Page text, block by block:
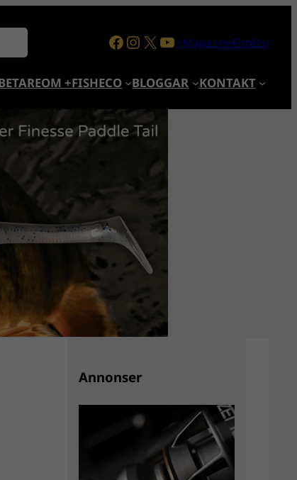
Facebook
Instagram
X YouTube
+MagazineFishEco
OM +FISHECO BLOGGAR KONTAKT
Annonser